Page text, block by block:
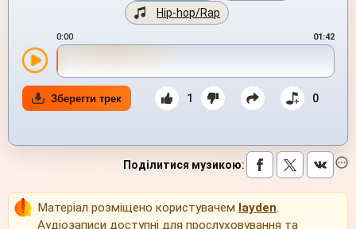
Hip-hop/Rap
0:00 01:42
Зберегти трек 1 0
Поділитися музикою:
Матеріал розміщено користувачем layden.
Аудіозаписи доступні для прослуховування та